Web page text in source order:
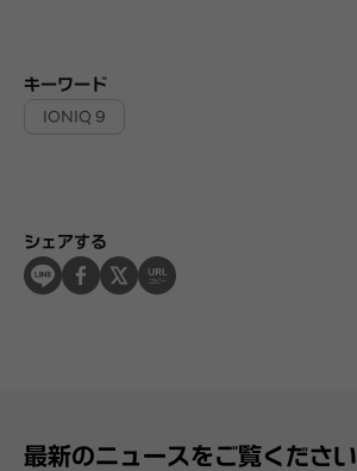
キーワード
IONIQ 9
シェアする
最新のニュースをご覧ください